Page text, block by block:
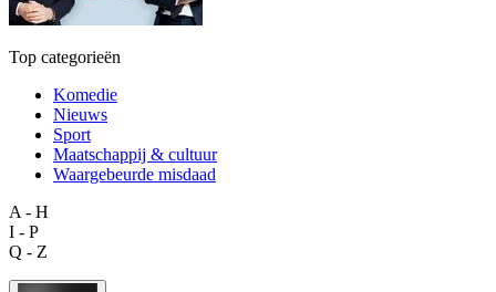
Top categorieën
Komedie
Nieuws
Sport
Maatschappij & cultuur
Waargebeurde misdaad
A - H
I - P
Q - Z